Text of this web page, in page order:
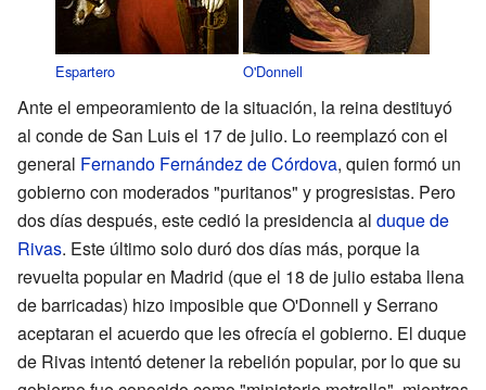
Espartero O'Donnell
Ante el empeoramiento de la situación, la reina destituyó
al conde de San Luis el 17 de julio. Lo reemplazó con el
general Fernando Fernández de Córdova, quien formó un
gobierno con moderados "puritanos" y progresistas. Pero
dos días después, este cedió la presidencia al duque de
Rivas. Este último solo duró dos días más, porque la
revuelta popular en Madrid (que el 18 de julio estaba llena
de barricadas) hizo imposible que O'Donnell y Serrano
aceptaran el acuerdo que les ofrecía el gobierno. El duque
de Rivas intentó detener la rebelión popular, por lo que su